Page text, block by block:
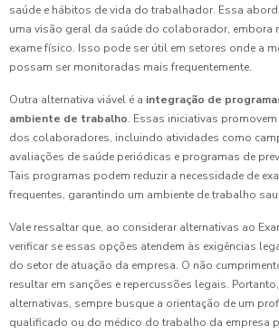
saúde e hábitos de vida do trabalhador. Essa
uma visão geral da saúde do colaborador, embora
exame físico. Isso pode ser útil em setores onde a
possam ser monitoradas mais frequentemente.
Outra alternativa viável é a integração de
ambiente de trabalho. Essas iniciativas
dos colaboradores, incluindo atividades como
avaliações de saúde periódicas e programas de
Tais programas podem reduzir a necessidade de
frequentes, garantindo um ambiente de trabalho
Vale ressaltar que, ao considerar alternativas ao
verificar se essas opções atendem às exigências
do setor de atuação da empresa. O não
resultar em sanções e repercussões legais.
alternativas, sempre busque a orientação de um
qualificado ou do médico do trabalho da empresa